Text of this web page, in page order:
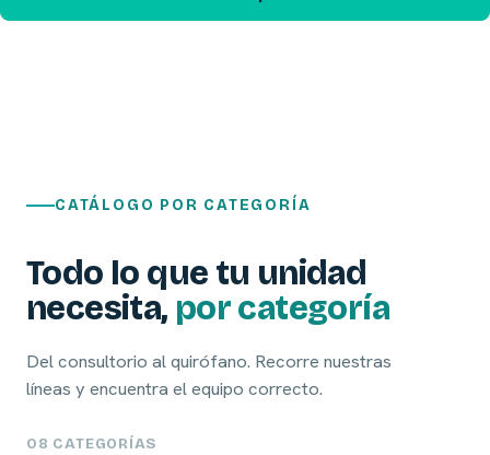
CATÁLOGO POR CATEGORÍA
Todo lo que tu unidad
necesita, por categoría
Del consultorio al quirófano. Recorre nuestras
líneas y encuentra el equipo correcto.
08 CATEGORÍAS